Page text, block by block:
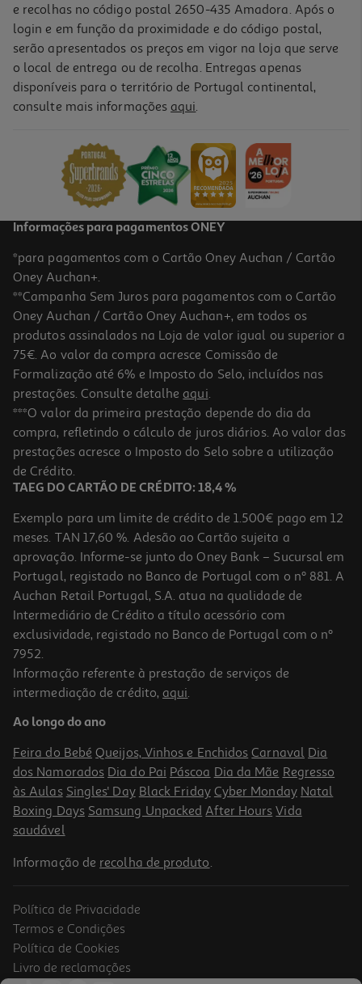
4.4
Pen Usb Qilive 64gb 3.0 Azul
19,99 €
5.0
Teclado Sem Fio Qilive Q.3347 Retroiluminado
19.99 €/un
19,99 €
Rato Sem Fio Qilive 600187630 Preto
4.99 €/un
4,99 €
e recolhas no código postal 2650-435 Amadora. Após o
login e em função da proximidade e do código postal,
serão apresentados os preços em vigor na loja que serve
o local de entrega ou de recolha. Entregas apenas
disponíveis para o território de Portugal continental,
consulte mais informações aqui.
Informações para pagamentos ONEY
*para pagamentos com o Cartão Oney Auchan / Cartão
Oney Auchan+.
**Campanha Sem Juros para pagamentos com o Cartão
Oney Auchan / Cartão Oney Auchan+, em todos os
produtos assinalados na Loja de valor igual ou superior a
75€. Ao valor da compra acresce Comissão de
Formalização até 6% e Imposto do Selo, incluídos nas
prestações. Consulte detalhe aqui.
***O valor da primeira prestação depende do dia da
compra, refletindo o cálculo de juros diários. Ao valor das
prestações acresce o Imposto do Selo sobre a utilização
de Crédito.
TAEG DO CARTÃO DE CRÉDITO: 18,4 %
Exemplo para um limite de crédito de 1.500€ pago em 12
meses. TAN 17,60 %. Adesão ao Cartão sujeita a
aprovação. Informe-se junto do Oney Bank – Sucursal em
Portugal, registado no Banco de Portugal com o nº 881. A
Auchan Retail Portugal, S.A. atua na qualidade de
Intermediário de Crédito a título acessório com
exclusividade, registado no Banco de Portugal com o nº
7952.
Informação referente à prestação de serviços de
intermediação de crédito, aqui.
Ao longo do ano
Feira do Bebé Queijos, Vinhos e Enchidos Carnaval Dia
dos Namorados Dia do Pai Páscoa Dia da Mãe Regresso
às Aulas Singles' Day Black Friday Cyber Monday Natal
Boxing Days Samsung Unpacked After Hours Vida
saudável
Informação de recolha de produto.
Política de Privacidade
Termos e Condições
Política de Cookies
Livro de reclamações